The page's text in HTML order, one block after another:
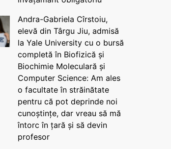
Andra-Gabriela Cîrstoiu,
elevă din Târgu Jiu, admisă
la Yale University cu o bursă
completă în Biofizică și
Biochimie Moleculară și
Computer Science: Am ales
o facultate în străinătate
pentru că pot deprinde noi
cunoștințe, dar vreau să mă
întorc în țară și să devin
profesor